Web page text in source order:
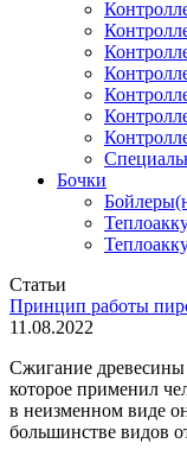
Бочки
Статьи
Принцип работы
11.08.2022
Сжигание древесины
которое применил
в неизменном виде
большинстве видов